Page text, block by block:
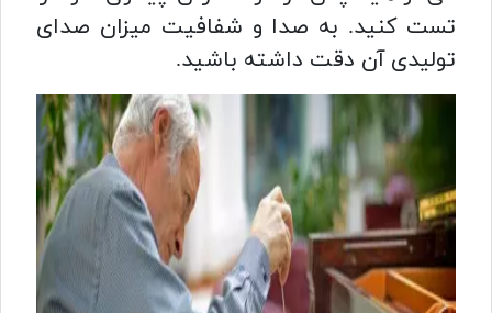
تست کنید. به صدا و شفافیت میزان صدای
تولیدی آن دقت داشته باشید.